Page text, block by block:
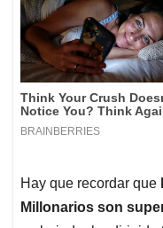
Hay que recordar que
Millonarios son